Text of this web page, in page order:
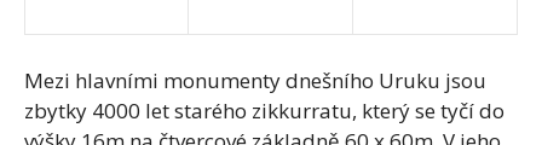
Mezi hlavními monumenty dnešního Uruku jsou
zbytky 4000 let starého zikkurratu, který se tyčí do